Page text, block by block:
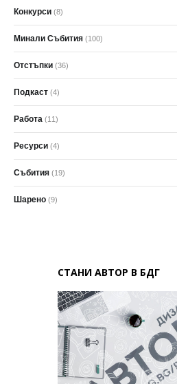
Конкурси (8)
Минали Събития (100)
Отстъпки (36)
Подкаст (4)
Работа (11)
Ресурси (4)
Събития (19)
Шарено (9)
СТАНИ АВТОР В БДГ